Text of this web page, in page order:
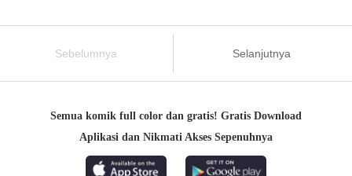
Sebelumnya Selanjutnya
Semua komik full color dan gratis! Gratis Download
Aplikasi dan Nikmati Akses Sepenuhnya